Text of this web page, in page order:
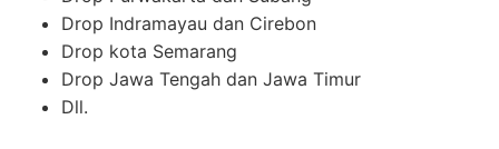
Drop Indramayau dan Cirebon
Drop kota Semarang
Drop Jawa Tengah dan Jawa Timur
Dll.